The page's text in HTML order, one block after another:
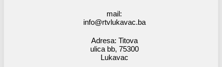
mail:
info@rtvlukavac.ba
Adresa: Titova
ulica bb, 75300
Lukavac